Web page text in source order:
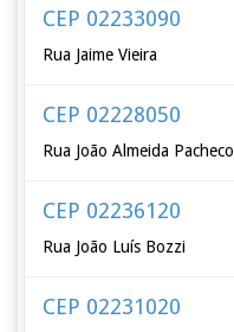
CEP 02233090
Rua Jaime Vieira
CEP 02228050
Rua João Almeida Pacheco
CEP 02236120
Rua João Luís Bozzi
CEP 02231020